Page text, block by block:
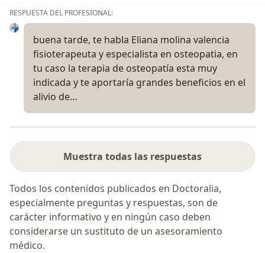
RESPUESTA DEL PROFESIONAL:
buena tarde, te habla Eliana molina valencia
fisioterapeuta y especialista en osteopatia, en
tu caso la terapia de osteopatía esta muy
indicada y te aportaría grandes beneficios en el
alivio de…
Muestra todas las respuestas
Todos los contenidos publicados en Doctoralia,
especialmente preguntas y respuestas, son de
carácter informativo y en ningún caso deben
considerarse un sustituto de un asesoramiento
médico.